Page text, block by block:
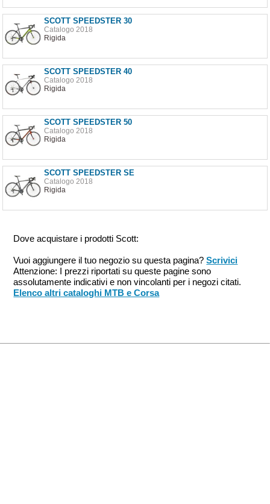
SCOTT SPEEDSTER 30
Catalogo 2018
Rigida
SCOTT SPEEDSTER 40
Catalogo 2018
Rigida
SCOTT SPEEDSTER 50
Catalogo 2018
Rigida
SCOTT SPEEDSTER SE
Catalogo 2018
Rigida
Dove acquistare i prodotti Scott:
Vuoi aggiungere il tuo negozio su questa pagina?Scrivici
Attenzione: I prezzi riportati su queste pagine sono
assolutamente indicativi e non vincolanti per i negozi citati.
Elenco altri cataloghi MTB e Corsa